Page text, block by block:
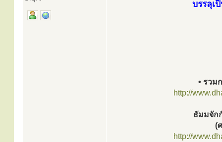
บรรลุเ
• รวม
http://
ธัมมจัก
(
http://